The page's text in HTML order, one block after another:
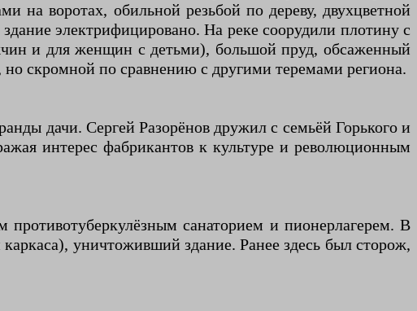
на воротах, обильной резьбой по дереву, двухцветной
электрифицировано. На реке соорудили плотину с
и для женщин с детьми), большой пруд, обсаженный
скромной по сравнению с другими теремами региона.
дачи. Сергей Разорёнов дружил с семьёй Горького и
интерес фабрикантов к культуре и революционным
противотуберкулёзным санаторием и пионерлагерем. В
уничтоживший здание. Ранее здесь был сторож,